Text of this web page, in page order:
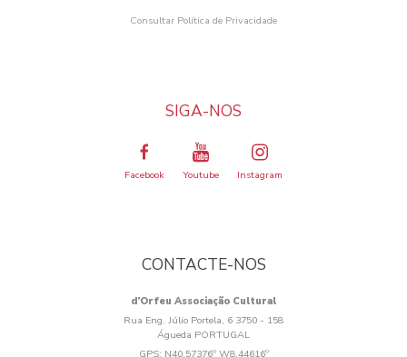
Consultar Política de Privacidade
SIGA-NOS
Facebook Youtube Instagram
CONTACTE-NOS
d’Orfeu Associação Cultural
Rua Eng. Júlio Portela, 6 3750 - 158
Águeda PORTUGAL
GPS: N40.57376º W8.44616º